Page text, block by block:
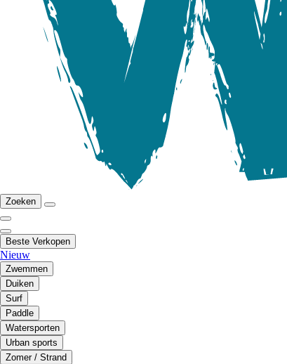
Zoeken
Beste Verkopen
Nieuw
Zwemmen
Duiken
Surf
Paddle
Watersporten
Urban sports
Zomer / Strand